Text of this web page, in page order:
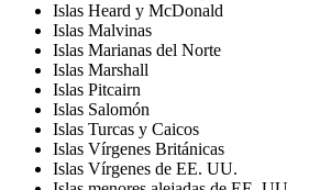
Islas Heard y McDonald
Islas Malvinas
Islas Marianas del Norte
Islas Marshall
Islas Pitcairn
Islas Salomón
Islas Turcas y Caicos
Islas Vírgenes Británicas
Islas Vírgenes de EE. UU.